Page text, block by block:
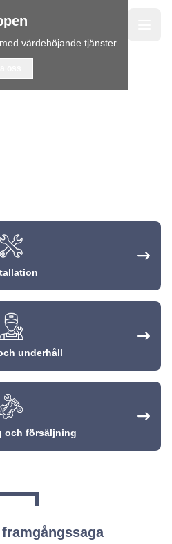
värdehöjande tjänster
underhåll
och försäljning